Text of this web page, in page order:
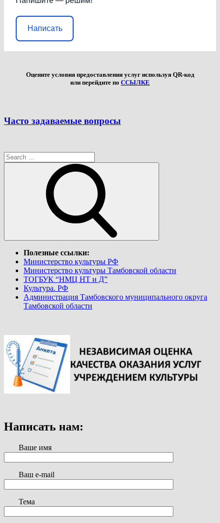
Написать
Оцените условия предоставления услуг используя QR-код
или перейдите по ССЫЛКЕ
Часто задаваемые вопросы
Search
for:
Полезные ссылки:
Министерство культуры РФ
Министерство культуры Тамбовской области
ТОГБУК “НМЦ НТ и Д”
Культура. РФ
Администрация Тамбовского муниципального округа
Тамбовской области
Написать нам:
Ваше имя
Ваш e-mail
Тема